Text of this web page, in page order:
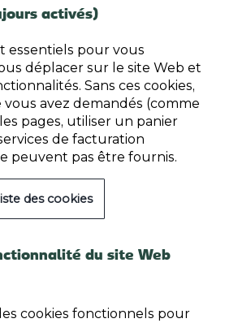
activés)
essentiels pour vous
déplacer sur le site Web et
Sans ces cookies,
vous avez demandés (comme
pages, utiliser un panier
de facturation
peuvent pas être fournis.
des cookies
du site Web
cookies fonctionnels pour